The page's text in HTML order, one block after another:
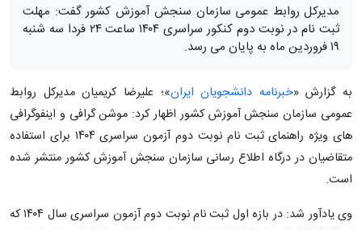
مدیرکل روابط عمومی سازمان سنجش آموزش کشور گفت: مهلت
ثبت نام در نوبت دوم کنکور سراسری ۱۴۰۴ ساعت ۲۴ فردا سه شنبه
۱۹ فروردین ماه به پایان می رسد.
به گزارش «خبرنامه دانشجویان ایران»؛ علیرضا کریمیان مدیرکل روابط
عمومی سازمان سنجش آموزش کشور اظهار کرد: موشن گرافی و اینفوگرافی
های ویژه راهنمای ثبت نام نوبت دوم آزمون سراسری ۱۴۰۴ برای استفاده
متقاضیان در درگاه اطلاع رسانی سازمان سنجش آموزش کشور منتشر شده
است.
وی یادآور شد: در بازه اول ثبت نام نوبت دوم آزمون سراسری سال ۱۴۰۴ که